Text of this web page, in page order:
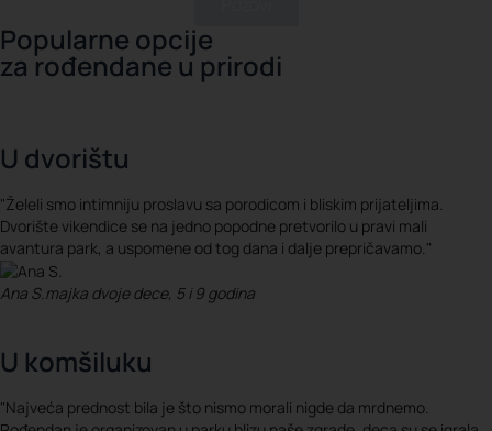
Popularne opcije
za rođendane u prirodi
U komšiluku
"Najveća prednost bila je što nismo morali nigde da mrdnemo.
U dvorištu
"Želeli smo intimniju proslavu sa porodicom i bliskim prijateljima.
Dvorište vikendice se na jedno popodne pretvorilo u pravi mali
avantura park, a uspomene od tog dana i dalje prepričavamo."
Ana S.majka dvoje dece, 5 i 9 godina